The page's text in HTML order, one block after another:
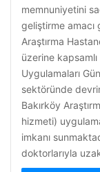
memnuniyetini
geliştirme amacı
Araştırma
üzerine
Uygulamaları
sektöründe
Bakırköy
hizmeti)
imkanı
doktorlarıyla